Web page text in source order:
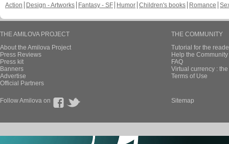
Action
Design - Artworks Fantasy - SF Humor Children's books Romance
THE AMILOVA PROJECT
About the Amilova Project
Press Reviews
Press kit
Banners
Advertise
Official Partners
THE COMMUNITY
Tutorial for the
Help the
FAQ
Virtual currency :
Terms of Use
Follow Amilova on Sitemap